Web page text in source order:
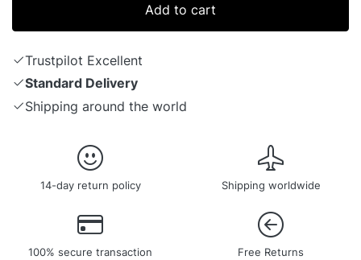
Add to cart
Trustpilot Excellent
Standard Delivery
Shipping around the world
14-day return policy Shipping worldwide
100% secure transaction Free Returns